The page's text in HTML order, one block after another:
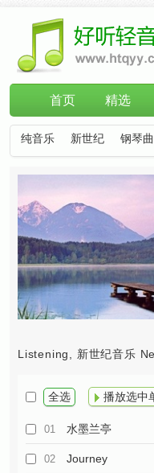
首页 精选
纯音乐 新世纪 钢琴曲
Listening, 新世纪音乐
全选 播放选中
01 水墨兰亭
02 Journey